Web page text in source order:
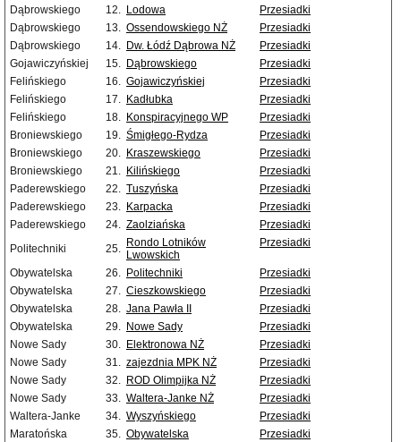
Dąbrowskiego
12. Lodowa
Przesiadki
Dąbrowskiego
13. Ossendowskiego NŻ
Przesiadki
Dąbrowskiego
14. Dw. Łódź Dąbrowa NŻ
Przesiadki
Gojawiczyńskiej
15. Dąbrowskiego
Przesiadki
Felińskiego
16. Gojawiczyńskiej
Przesiadki
Felińskiego
17. Kadłubka
Przesiadki
Felińskiego
18. Konspiracyjnego WP
Przesiadki
Broniewskiego
19. Śmigłego-Rydza
Przesiadki
Broniewskiego
20. Kraszewskiego
Przesiadki
Broniewskiego
21. Kilińskiego
Przesiadki
Paderewskiego
22. Tuszyńska
Przesiadki
Paderewskiego
23. Karpacka
Przesiadki
Paderewskiego
24. Zaolziańska
Przesiadki
Politechniki
25. Rondo Lotników
Lwowskich
Przesiadki
Obywatelska 26. Politechniki
Przesiadki
Obywatelska
27. Cieszkowskiego
Przesiadki
Obywatelska
28. Jana Pawła II
Przesiadki
Obywatelska
29. Nowe Sady
Przesiadki
Nowe Sady
30. Elektronowa NŻ
Przesiadki
Nowe Sady
31. zajezdnia MPK NŻ
Przesiadki
Nowe Sady
32. ROD Olimpijka NŻ
Przesiadki
Nowe Sady
33. Waltera-Janke NŻ
Przesiadki
Waltera-Janke
34. Wyszyńskiego
Przesiadki
Maratońska
35. Obywatelska
Przesiadki